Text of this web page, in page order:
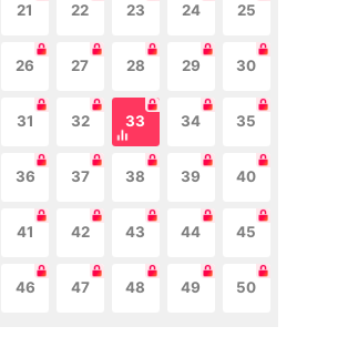
21 22 23 24 25
26 27 28 29 30
31 32 33 34 35
36 37 38 39 40
41 42 43 44 45
46 47 48 49 50